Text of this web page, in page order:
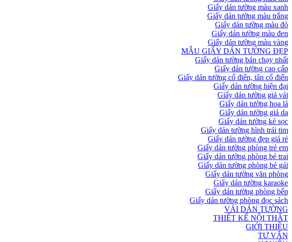
Giấy dán tường màu xanh
Giấy dán tường màu trắng
Giấy dán tường màu đỏ
Giấy dán tường màu đen
Giấy dán tường màu vàng
MẪU GIẤY DÁN TƯỜNG ĐẸP
Giấy dán tường bán chạy nhất
Giấy dán tường cao cấp
Giấy dán tường cổ điển, tân cổ điển
Giấy dán tường hiện đại
Giấy dán tường giả vải
Giấy dán tường hoa lá
Giấy dán tường giả da
Giấy dán tường kẻ sọc
Giấy dán tường hình trái tim
Giấy dán tường đẹp giá rẻ
Giấy dán tường phòng trẻ em
Giấy dán tường phòng bé trai
Giấy dán tường phòng bé gái
Giấy dán tường văn phòng
Giấy dán tường karaoke
Giấy dán tường phòng bếp
Giấy dán tường phòng đọc sách
VẢI DÁN TƯỜNG
THIẾT KẾ NỘI THẤT
GIỚI THIỆU
TƯ VẤN